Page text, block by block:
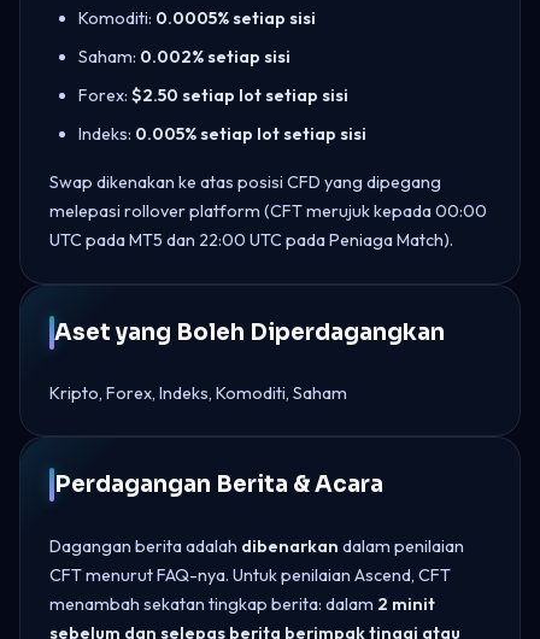
Komoditi: 0.0005% setiap sisi
Saham: 0.002% setiap sisi
Forex: $2.50 setiap lot setiap sisi
Indeks: 0.005% setiap lot setiap sisi
Swap dikenakan ke atas posisi CFD yang dipegang
melepasi rollover platform (CFT merujuk kepada 00:00
UTC pada MT5 dan 22:00 UTC pada Peniaga Match).
Aset yang Boleh Diperdagangkan
Kripto, Forex, Indeks, Komoditi, Saham
Perdagangan Berita & Acara
Dagangan berita adalah dibenarkan dalam penilaian
CFT menurut FAQ-nya. Untuk penilaian Ascend, CFT
menambah sekatan tingkap berita: dalam 2 minit
sebelum dan selepas berita berimpak tinggi atau